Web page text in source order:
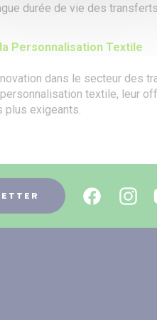
durée de vie des transferts.
Personnalisation Textile
dans le secteur des
textile, leur
plus exigeants.